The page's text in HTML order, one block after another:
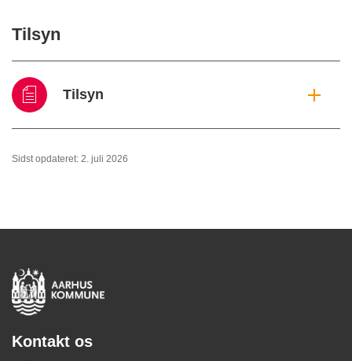
Tilsyn
Tilsyn
Sidst opdateret: 2. juli 2026
Kontakt os